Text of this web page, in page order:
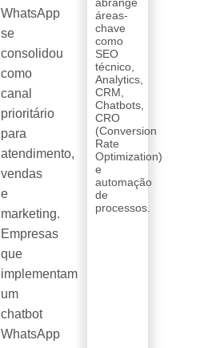
WhatsApp
se
consolidou
como
canal
prioritário
para
atendimento,
vendas
e
marketing.
Empresas
que
implementam
um
chatbot
WhatsApp
abrange
áreas-
chave
como
SEO
técnico,
Analytics,
CRM,
Chatbots,
CRO
(Conversion
Rate
Optimization)
e
automação
de
processos.